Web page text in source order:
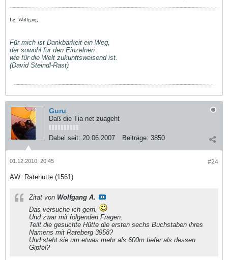
Lg, Wolfgang
Für mich ist Dankbarkeit ein Weg,
der sowohl für den Einzelnen
wie für die Welt zukunftsweisend ist.
(David Steindl-Rast)
Guru
Daß die Tia net zuageht
Dabei seit: 20.06.2007 Beiträge: 3850
#24
01.12.2010, 20:45
AW: Ratehütte (1561)
Zitat von Wolfgang A.
Das versuche ich gern.
Und zwar mit folgenden Fragen:
Teilt die gesuchte Hütte die ersten sechs Buchstaben ihres
Namens mit Rateberg 3958?
Und steht sie um etwas mehr als 600m tiefer als dessen
Gipfel?